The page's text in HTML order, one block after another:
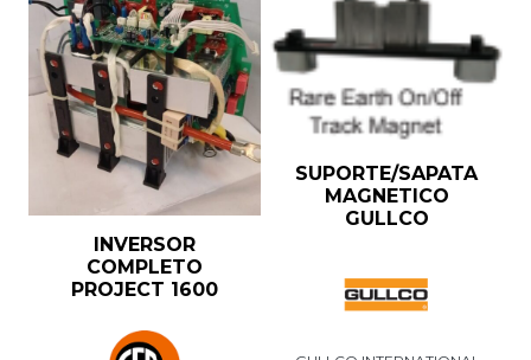
INVERSOR
COMPLETO
PROJECT 1600
SUPORTE/SAPATA
MAGNETICO
GULLCO